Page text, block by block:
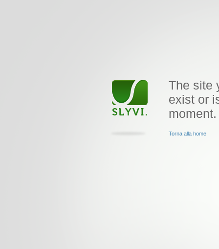
The site
exist or
moment.
Torna alla home